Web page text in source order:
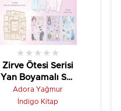
Zirve Ötesi Serisi
Yan Boyamalı Set
(3 Kitap – Ciltli +
Kutulu)
★ ★ ★ ★ ★
Adora Yağmur
İndigo Kitap